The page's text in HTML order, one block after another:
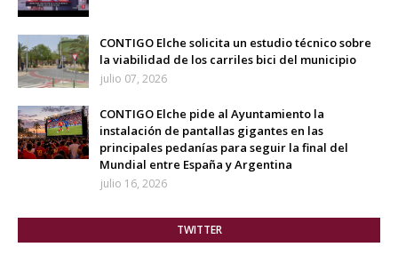
CONTIGO Elche solicita un estudio técnico sobre
la viabilidad de los carriles bici del municipio
julio 07, 2026
CONTIGO Elche pide al Ayuntamiento la
instalación de pantallas gigantes en las
principales pedanías para seguir la final del
Mundial entre España y Argentina
julio 16, 2026
TWITTER